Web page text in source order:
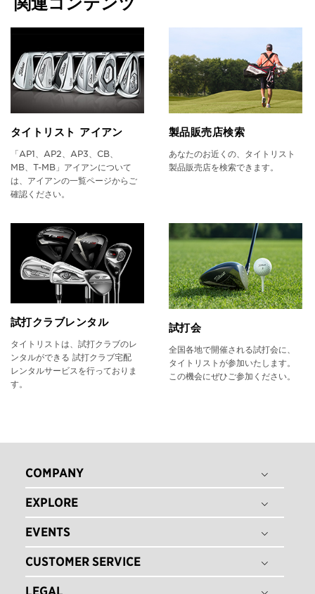
タイトリスト アイアン
「AP1、AP2、AP3、CB、
MB、T-MB」アイアンについて
は、アイアンの一覧ページからご
確認ください。
製品販売店検索
あなたのお近くの、タイトリスト
製品販売店を検索できます。
試打クラブレンタル
タイトリストは、試打クラブのレ
ンタルができる 試打クラブ宅配
レンタルサービスを行っておりま
す。
試打会
全国各地で開催される試打会に、
タイトリストが参加いたします。
この機会にぜひご参加ください。
COMPANY
THE TITLEIST STORY
タイトリスト グローバル
採用情報
EXPLORE
ゴルフボール
ゴルフクラブ
ゴルフギア
EVENTS
ゴルフボールフィッティング
ゴルフクラブフィッティング
CUSTOMER SERVICE
LEGAL